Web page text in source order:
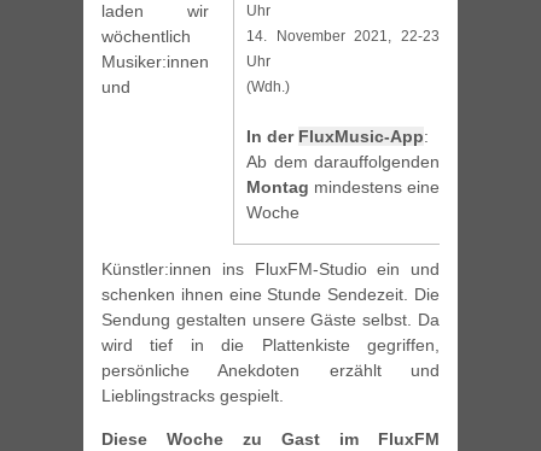
Uhr
14. November 2021, 22-23
Uhr
(Wdh.)
In der FluxMusic-App:
Ab dem darauffolgenden
Montag mindestens eine
Woche
laden wir
wöchentlich
Musiker:innen
und
Künstler:innen ins FluxFM-Studio ein und
schenken ihnen eine Stunde Sendezeit. Die
Sendung gestalten unsere Gäste selbst. Da
wird tief in die Plattenkiste gegriffen,
persönliche Anekdoten erzählt und
Lieblingstracks gespielt.
Diese Woche zu Gast im FluxFM